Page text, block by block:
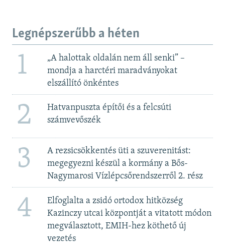
Legnépszerűbb a héten
1
„A halottak oldalán nem áll senki” –
mondja a harctéri maradványokat
elszállító önkéntes
2
Hatvanpuszta építői és a felcsúti
számvevőszék
3
A rezsicsökkentés üti a szuverenitást:
megegyezni készül a kormány a Bős-
Nagymarosi Vízlépcsőrendszerről 2. rész
4
Elfoglalta a zsidó ortodox hitközség
Kazinczy utcai központját a vitatott módon
megválasztott, EMIH-hez köthető új
vezetés